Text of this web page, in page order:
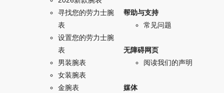
寻找您的劳力士腕
表
设置您的劳力士腕
表
男装腕表
女装腕表
金腕表
帮助与支持
常见问题
无障碍网页
阅读我们的声明
媒体